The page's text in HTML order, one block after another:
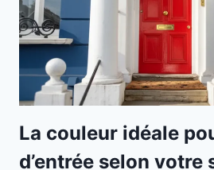
La couleur idéale
d’entrée selon votre